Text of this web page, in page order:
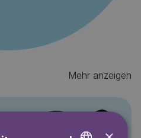
Mehr anzeigen